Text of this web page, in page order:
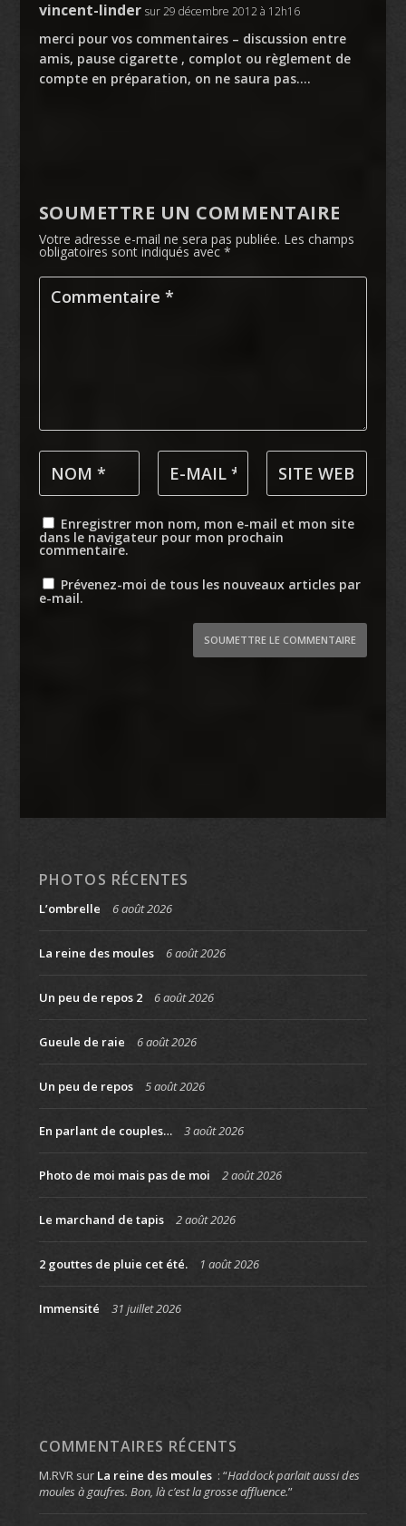
vincent-linder sur 29 décembre 2012 à 12h16
merci pour vos commentaires – discussion entre
amis, pause cigarette , complot ou règlement de
compte en préparation, on ne saura pas….
SOUMETTRE UN COMMENTAIRE
Votre adresse e-mail ne sera pas publiée. Les champs
obligatoires sont indiqués avec *
Enregistrer mon nom, mon e-mail et mon site
dans le navigateur pour mon prochain
commentaire.
Prévenez-moi de tous les nouveaux articles par
e-mail.
SOUMETTRE LE COMMENTAIRE
PHOTOS RÉCENTES
L’ombrelle 6 août 2026
La reine des moules 6 août 2026
Un peu de repos 2 6 août 2026
Gueule de raie 6 août 2026
Un peu de repos 5 août 2026
En parlant de couples… 3 août 2026
Photo de moi mais pas de moi 2 août 2026
Le marchand de tapis 2 août 2026
2 gouttes de pluie cet été. 1 août 2026
Immensité 31 juillet 2026
COMMENTAIRES RÉCENTS
M.RVRsur La reine des moules : “Haddock parlait aussi des
moules à gaufres. Bon, là c’est la grosse affluence.”